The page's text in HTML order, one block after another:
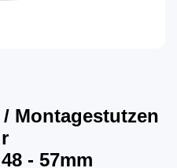
Montagestutzen
- 57mm